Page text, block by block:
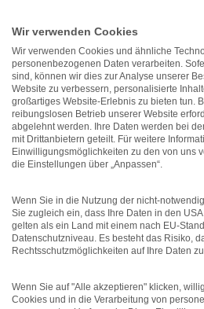
Danke!: Das Wort, das im
meistens ungesagt
New Work
Studie: Workations
Arbeitgeberattraktivität
erhöhen
Führung
Unterschätztes
Führungskräfte mit
Einschränkungen
Wir verwenden Cookies
Wir verwenden Cookies und ähnliche
personenbezogenen Daten verarbeiten.
sind, können wir dies zur Analyse unserer
Website zu verbessern, personalisierte
großartiges Website-Erlebnis zu bieten tun.
reibungslosen Betrieb unserer Website
abgelehnt werden. Ihre Daten werden bei
mit Drittanbietern geteilt. Für weitere
Einwilligungsmöglichkeiten zu den von uns
die Einstellungen über „Anpassen“.
Wenn Sie in die Nutzung der nicht-
Sie zugleich ein, dass Ihre Daten in den
gelten als ein Land mit einem nach EU-
Datenschutzniveau. Es besteht das Risiko,
Rechtsschutzmöglichkeiten auf Ihre Daten
Wenn Sie auf "Alle akzeptieren" klicken,
Cookies und in die Verarbeitung von